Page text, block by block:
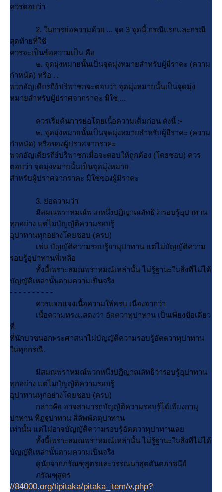
ควรตอบว่า
2. ในการย่อความด้วย ... จุด 3 จุดนี้ กรณีแรกและกรณี
สุดท้ายที่ใช้
ควรจะเป็นข้อความเป็น คือ
๒. จุดมุ่งหมายนั้นเป็นจุดมุ่งหมายสำหรับผู้มีราคะ (ความ
กำหนัด) หรือ ...
พวกอัญเดียรถีย์ปริพาชกจะตอบว่า จุดมุ่งหมายนั้นเป็นจุดมุ่ง
หมายสำหรับผู้ปราศจากราคะ มิใช่ ...
ควรเริ่มต้นการย่อโดยเนื้อความเต็มก่อน ดังนี้ :-
๒. จุดมุ่งหมายนั้นเป็นจุดมุ่งหมายสำหรับผู้มีราคะ (ความ
กำหนัด) หรือของผู้ปราศจากราคะ
พวกอัญเดียรถีย์ปริพาชกเมื่อจะตอบให้ถูกต้อง (โดยชอบ) ควร
ตอบว่า จุดมุ่งหมายนั้นเป็นจุดมุ่งหมา
สำหรับผู้ปราศจากราคะ มิใช่ของผู้มีราคะ
3. ย่อความว่า
มีสมณพราหมณ์พวกหนึ่งปฏิญาณลัทธิว่ารอบรู้อุปาทาน
ทุกอย่าง แต่ไม่บัญญัติความรอบรู้
อุปาทานทุกอย่างโดยชอบ (ครบ)
เช่น บัญญัติความรอบรู้กามุปาทาน แต่ไม่บัญญัติความ
รอบรู้อุปาทานที่เหลือ
ทั้งนี้เพราะสมณพราหมณ์เหล่านั้น ไม่รู้ฐานะในสิ่งที่ไม่ได้
บัญญัติเหล่านั้นตามความเป็นจริง
- - - - - - - - - -
ควรแจกแจงเนื้อความให้ครบ เนื่องจากว่า
เนื้อความทรงแสดงว่า อัตตวาทุปาทาน เป็นเพียงข้อเดียว
ที่
ที่นักบวชนอกพระศาสนาไม่บัญญัติความรอบรู้อัตตวาทุปาทาน
นทุกกรณี.
มีสมณพราหมณ์พวกหนึ่งปฏิญาณลัทธิว่ารอบรู้อุปาทาน
ทุกอย่าง แต่ไม่บัญญัติความรอบรู้
อุปาทานทุกอย่างโดยชอบ (ครบ)
กล่าวคือ อาจสามารถบัญญัติความรอบรู้ได้เพียงกามุ
ปาทาน ทิฏฐุปาทาน สีลัพพัตตุปาทาน
เท่านั้น แต่ไม่อาจบัญญัติความรอบรู้อัตตวาทุปาทานเล
ทั้งนี้เพราะสมณพราหมณ์เหล่านั้น ไม่รู้ฐานะในสิ่งที่ไม่ได้
บัญญัติเหล่านั้นตามความเป็นจริง
ดูนัยจากภรัณฑุสูตรและวรรณนาสุตตันตภาชนีย์
ภรัณฑุสูตร
//84000.org/tipitaka/pitaka_item/v.php?